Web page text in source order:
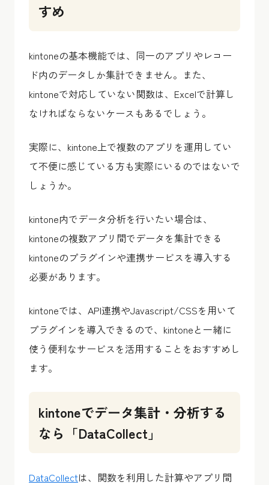
すめ
kintoneの基本機能では、同一のアプリやレコー
ド内のデータしか集計できません。また、
kintoneで対応していない関数は、Excelで計算し
なければならないケースもあるでしょう。
実際に、kintone上で複数のアプリを運用してい
て不便に感じている方も実際にいるのではないで
しょうか。
kintone内でデータ分析を行いたい場合は、
kintoneの複数アプリ間でデータを集計できる
kintoneのプラグインや連携サービスを導入する
必要があります。
kintoneでは、API連携やJavascript/CSSを用いて
プラグインを導入できるので、kintoneと一緒に
使う便利なサービスを活用することをおすすめし
ます。
kintoneでデータ集計・分析する
なら「DataCollect」
DataCollectは、関数を利用した計算やアプリ間